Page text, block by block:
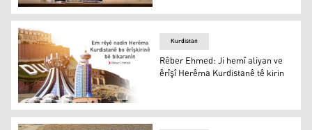
Mesrûr Barzanî: Em daxwaza para destûrî ya Herêma
Rêber Ehmed: Ji hemî aliyan ve êrîşî Herêma
Kurdistan
Rêber Ehmed: Ji hemî aliyan ve
êrîşî Herêma Kurdistanê tê kirin